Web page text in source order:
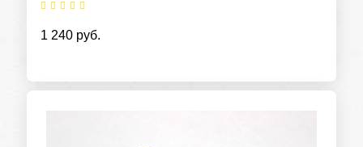
1 240 руб.